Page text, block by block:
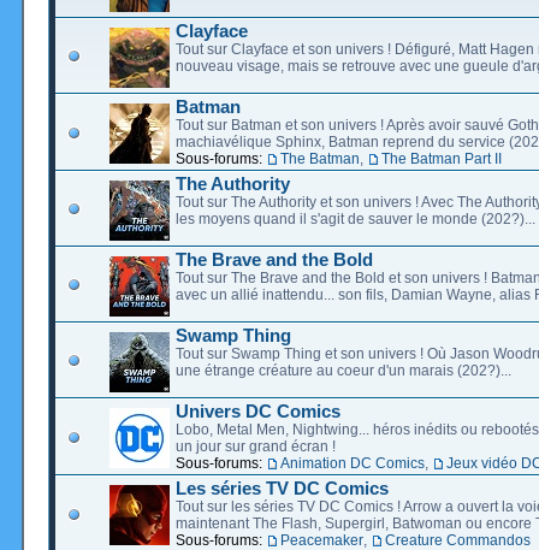
Clayface
Tout sur Clayface et son univers ! Défiguré, Matt Hagen
nouveau visage, mais se retrouve avec une gueule
Batman
Tout sur Batman et son univers ! Après avoir sauvé
machiavélique Sphinx, Batman reprend du service
Sous-forums:
The Batman The Batman Part II
The Authority
Tout sur The Authority et son univers ! Avec The
les moyens quand il s'agit de sauver le monde (202?)...
The Brave and the Bold
Tout sur The Brave and the Bold et son univers !
avec un allié inattendu... son fils, Damian Wayne, alias
Swamp Thing
Tout sur Swamp Thing et son univers ! Où Jason
une étrange créature au coeur d'un marais (202?)...
Univers DC Comics
Lobo, Metal Men, Nightwing... héros inédits ou
un jour sur grand écran !
Sous-forums:
Animation DC Comics Jeux vidéo
Les séries TV DC Comics
Tout sur les séries TV DC Comics ! Arrow a ouvert la
maintenant The Flash, Supergirl, Batwoman ou encore
Sous-forums:
Peacemaker Creature Commandos